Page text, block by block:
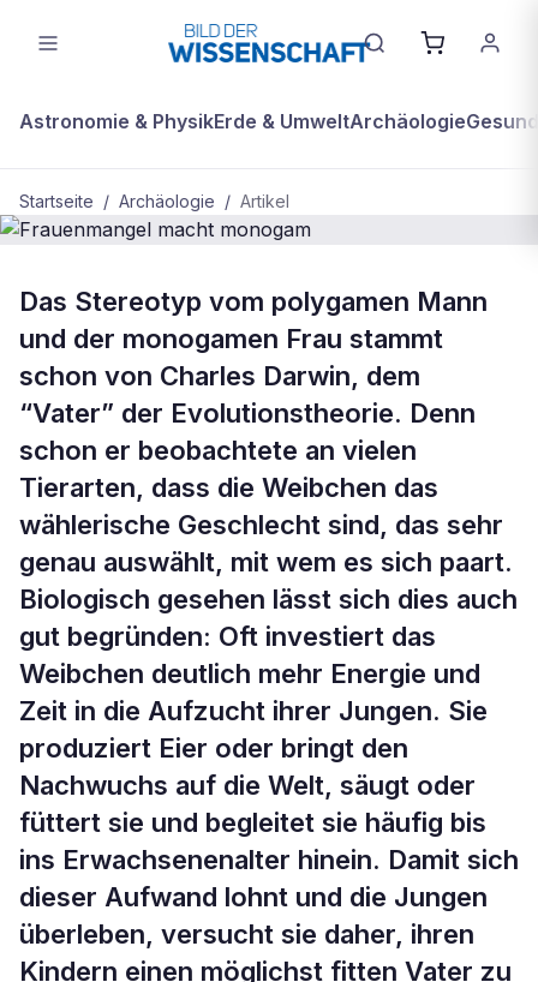
Astronomie & PhysikErde & UmweltArchäologie
Startseite / Archäologie / Artikel
Frauenmangel macht monogam
Das Stereotyp vom polygamen Mann
und der monogamen Frau stammt
schon von Charles Darwin, dem
“Vater” der Evolutionstheorie. Denn
schon er beobachtete an vielen
Tierarten, dass die Weibchen das
wählerische Geschlecht sind, das sehr
genau auswählt, mit wem es sich paart.
Biologisch gesehen lässt sich dies auch
gut begründen: Oft investiert das
Weibchen deutlich mehr Energie und
Zeit in die Aufzucht ihrer Jungen. Sie
produziert Eier oder bringt den
Nachwuchs auf die Welt, säugt oder
füttert sie und begleitet sie häufig bis
ins Erwachsenenalter hinein. Damit sich
dieser Aufwand lohnt und die Jungen
überleben, versucht sie daher, ihren
Kindern einen möglichst fitten Vater zu